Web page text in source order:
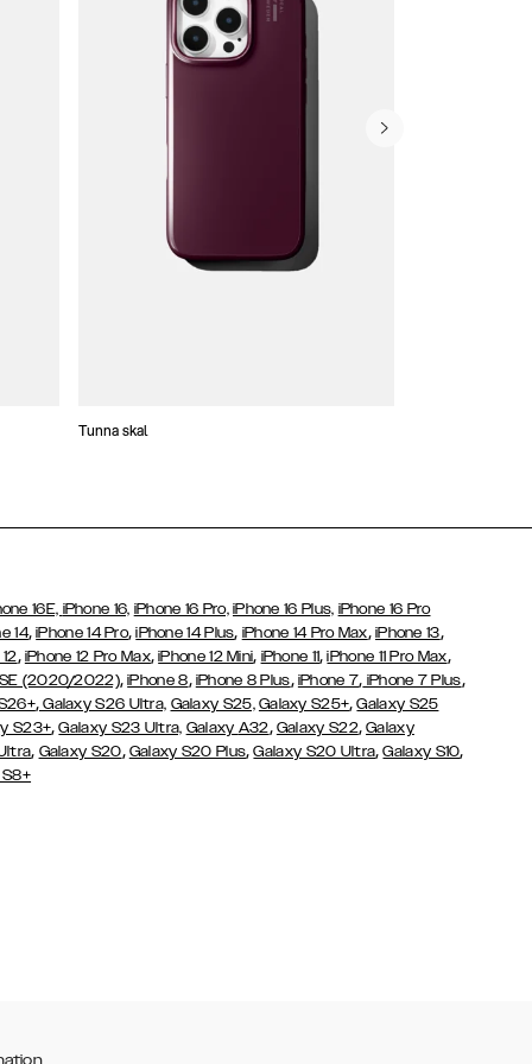
Tunna skal
16E, iPhone 16, iPhone 16 Pro, iPhone 16 Plus, iPhone 16 Pro
14,iPhone 14 Pro,iPhone 14 Plus, iPhone 14 Pro Max, iPhone 13,
, iPhone 12 Pro Max,iPhone 12 Mini, iPhone 11,iPhone 11 Pro Max,
SE (2020/2022),iPhone 8, iPhone 8 Plus, iPhone 7, iPhone 7 Plus,
,Galaxy S26 Ultra, Galaxy S25, Galaxy S25+,Galaxy S25
S23+,Galaxy S23 Ultra, Galaxy A32, Galaxy S22,Galaxy
, Galaxy S20, Galaxy S20 Plus,Galaxy S20 Ultra,Galaxy S10,